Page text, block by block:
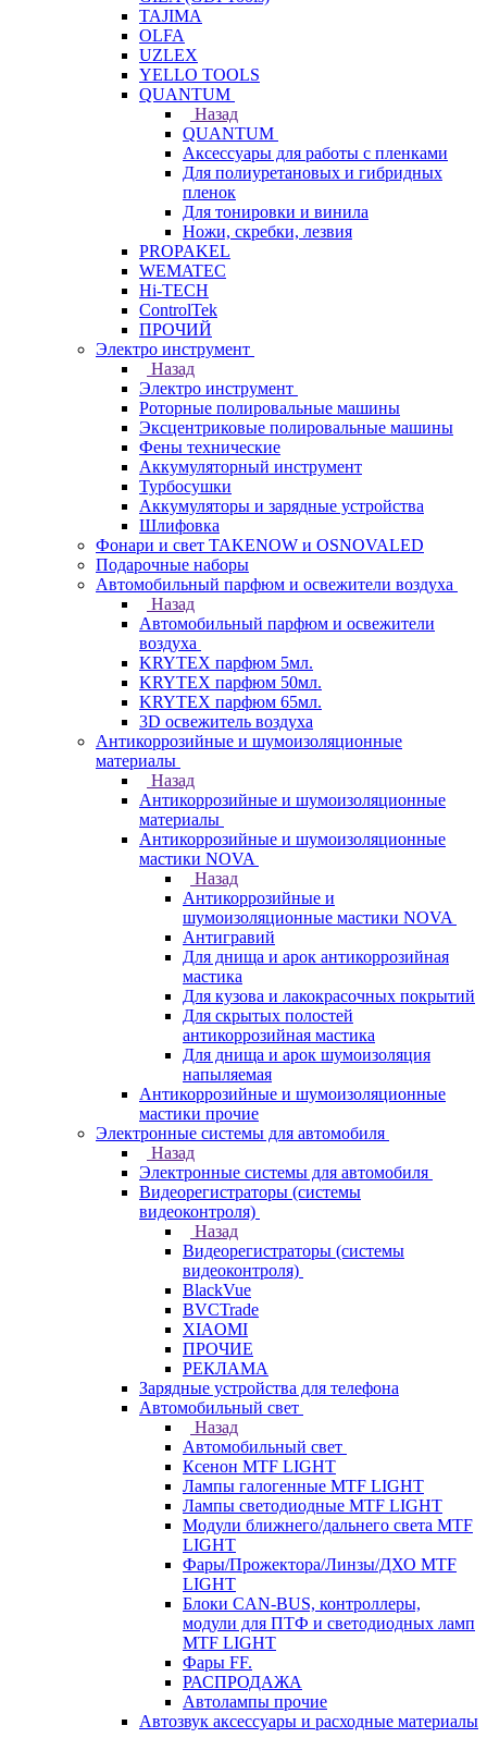
TAJIMA
OLFA
UZLEX
YELLO TOOLS
QUANTUM
Назад
QUANTUM
Аксессуары для работы с пленками
Для полиуретановых и гибридных
пленок
Для тонировки и винила
Ножи, скребки, лезвия
PROPAKEL
WEMATEC
Hi-TECH
ControlTek
ПРОЧИЙ
Электро инструмент
Назад
Электро инструмент
Роторные полировальные машины
Эксцентриковые полировальные машины
Фены технические
Аккумуляторный инструмент
Турбосушки
Аккумуляторы и зарядные устройства
Шлифовка
Фонари и свет TAKENOW и OSNOVALED
Подарочные наборы
Автомобильный парфюм и освежители воздуха
Назад
Автомобильный парфюм и освежители
воздуха
KRYTEX парфюм 5мл.
KRYTEX парфюм 50мл.
KRYTEX парфюм 65мл.
3D освежитель воздуха
Антикоррозийные и шумоизоляционные
материалы
Назад
Антикоррозийные и шумоизоляционные
материалы
Антикоррозийные и шумоизоляционные
мастики NOVA
Назад
Антикоррозийные и
шумоизоляционные мастики NOVA
Антигравий
Для днища и арок антикоррозийная
мастика
Для кузова и лакокрасочных покрытий
Для скрытых полостей
антикоррозийная мастика
Для днища и арок шумоизоляция
напыляемая
Антикоррозийные и шумоизоляционные
мастики прочие
Электронные системы для автомобиля
Назад
Электронные системы для автомобиля
Видеорегистраторы (системы
видеоконтроля)
Назад
Видеорегистраторы (системы
видеоконтроля)
BlackVue
BVCTrade
XIAOMI
ПРОЧИЕ
РЕКЛАМА
Зарядные устройства для телефона
Автомобильный свет
Назад
Автомобильный свет
Ксенон MTF LIGHT
Лампы галогенные MTF LIGHT
Лампы светодиодные MTF LIGHT
Модули ближнего/дальнего света MTF
LIGHT
Фары/Прожектора/Линзы/ДХО MTF
LIGHT
Блоки CAN-BUS, контроллеры,
модули для ПТФ и светодиодных ламп
MTF LIGHT
Фары FF.
РАСПРОДАЖА
Автолампы прочие
Автозвук аксессуары и расходные материалы